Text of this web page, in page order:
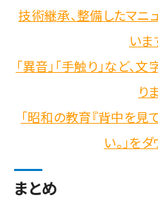
技術継承、整備したマニ
いま
「異音」「手触り」など
り
「昭和の教育『背中を見
い。」を
まとめ